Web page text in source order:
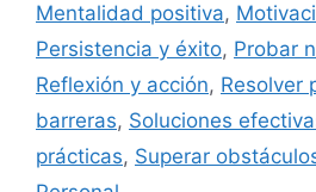
Mentalidad positiva,
Persistencia y éxito, Probar
Reflexión y acción, Resolver
barreras, Soluciones
prácticas, Superar